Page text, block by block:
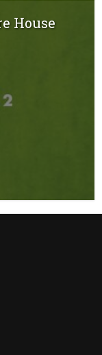
House